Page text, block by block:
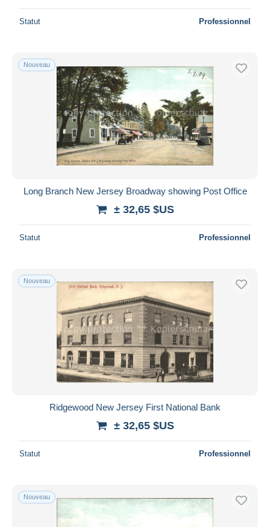
Statut Professionnel
Nouveau
Long Branch New Jersey Broadway showing Post Office
± 32,65 $US
Statut Professionnel
Nouveau
Ridgewood New Jersey First National Bank
± 32,65 $US
Statut Professionnel
Nouveau